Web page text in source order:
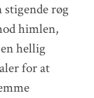
stigende røg
himlen,
hellig
for at